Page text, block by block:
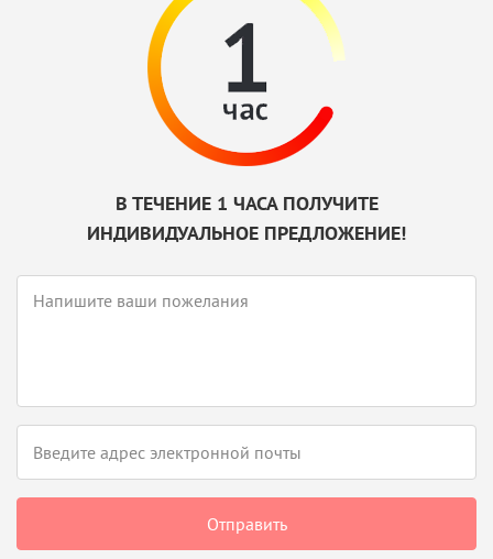
В ТЕЧЕНИЕ 1 ЧАСА ПОЛУЧИТЕ
ИНДИВИДУАЛЬНОЕ ПРЕДЛОЖЕНИЕ!